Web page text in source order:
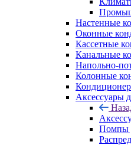
Настенные
Оконные
Кассетные
Канальные
Напольно-
Колонные
Аксессуары
Помпы